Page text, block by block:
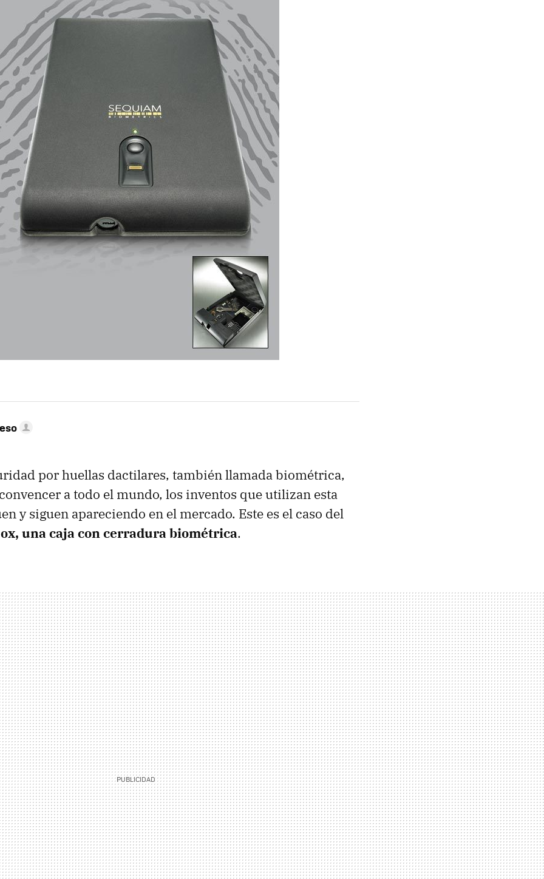
por huellas dactilares, también llamada biométrica,
a todo el mundo, los inventos que utilizan esta
y siguen apareciendo en el mercado. Este es el caso del
una caja con cerradura biométrica.